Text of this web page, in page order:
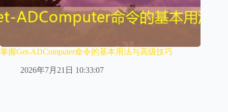
掌握Get-ADComputer命令的基本用法与高级技巧
2026年7月21日 10:33:07